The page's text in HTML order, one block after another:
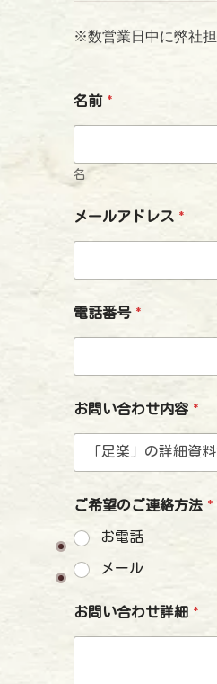
※数営業日中に弊社担
名前 *
名
メールアドレス *
電話番号 *
お問い合わせ内容 *
ご希望のご連絡方法 *
お電話
メール
お問い合わせ詳細 *